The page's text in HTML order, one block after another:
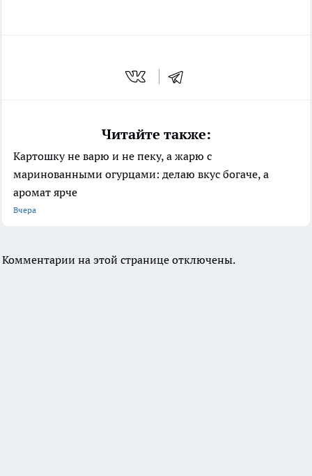
Читайте также:
Картошку не варю и не пеку, а жарю с
маринованными огурцами: делаю вкус богаче, а
аромат ярче
Вчера
Комментарии на этой странице отключены.